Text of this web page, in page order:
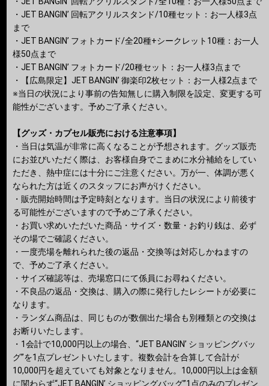
・JET BANGIN’ 回転アクリルスタンド/10種セット：お一人様3点
まで
・JET BANGIN’ フォトカード/全20種+シークレット10種：お一人
様50点まで
・JET BANGIN’ フォトカード/20種セット：お一人様3点まで
・【広島限定】JET BANGIN’ 御楽印2枚セット：お一人様2点まで
※当日の状況により事前の告知無しに購入制限を設定、変更する可
能性がございます。予めご了承ください。
【グッズ・カプセル販売における注意事項】
・当日は気温が非常に高くなることが予想されます。グッズ販売
にお並びいただく際は、お客様自身でこまめに水分補給をしてい
ただき、熱中症には十分にご注意ください。万が一、体調が悪く
なられた方は近くのスタッフにお声がけください。
・販売開始時間は予定時刻となります。当日の状況により前後す
る可能性がございますので予めご了承ください。
・お買い求めいただいた商品・サイズ・数量・お釣り銭は、必ず
その場でご確認ください。
・一度売場を離れられた後の返品・交換等は対応しかねますの
で、予めご了承ください。
・サイズ確認等は、売場窓口にて係員にお尋ねください。
・不良品の返品・交換は、購入の際に発行したレシートが必要に
なります。
・ランダム商品は、同じものが数個出た場合も別種類との交換は
お断りいたします。
・1会計で10,000円以上の場合、“JET BANGIN’ ショッピングバッ
グ”を1点プレゼントいたします。複数会計を合算して合計が
10,000円を超えていても対象となりません。10,000円以上は金額
に関わらず“JET BANGIN’ ショッピングバッグ”1点のみのプレゼン